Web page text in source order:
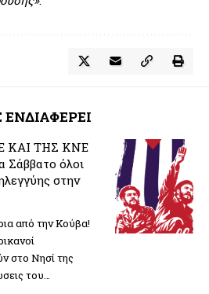
ΚΑΙ ΤΗΣ ΚΝΕ
όλοι
στην
από την Κούβα!
στο Νησί της
του…